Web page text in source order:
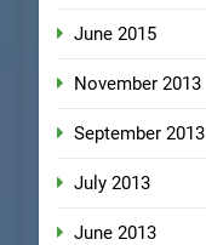
June 2015
November 2013
September 2013
July 2013
June 2013